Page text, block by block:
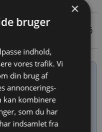
29/4 2026
×
bruger
indhold,
vores trafik. Vi
din brug af
annoncerings-
kan kombinere
som du har
indsamlet fra